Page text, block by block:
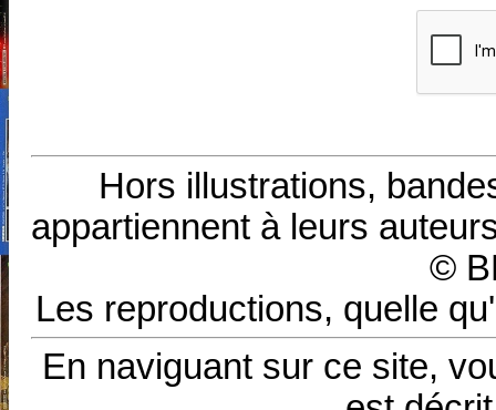
Hors illustrations,
appartiennent à leurs
©
Les reproductions, quelle
En naviguant sur ce site,